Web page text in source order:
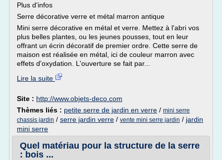
Plus d'infos
Serre décorative verre et métal marron antique
Mini serre décorative en métal et verre. Mettez à l'abri vos
plus belles plantes, ou les jeunes pousses, tout en leur
offrant un écrin décoratif de premier ordre. Cette serre de
maison est réalisée en métal, ici de couleur marron avec
effets d'oxydation. L'ouverture se fait par...
Lire la suite
Site : http://www.objets-deco.com
Thèmes liés : petite serre de jardin en verre / mini serre
chassis jardin / serre jardin verre / vente mini serre jardin / jardin
mini serre
Quel matériau pour la structure de la serre
: bois ...